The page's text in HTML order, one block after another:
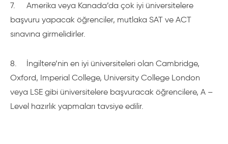
7.
Amerika veya Kanada’da çok iyi üniversitelere
başvuru yapacak öğrenciler, mutlaka SAT ve ACT
sınavına girmelidirler.
8.
İngiltere’nin en iyi üniversiteleri olan Cambridge,
Oxford, Imperial College, University College London
veya LSE gibi üniversitelere başvuracak öğrencilere, A –
Level hazırlık yapmaları tavsiye edilir.